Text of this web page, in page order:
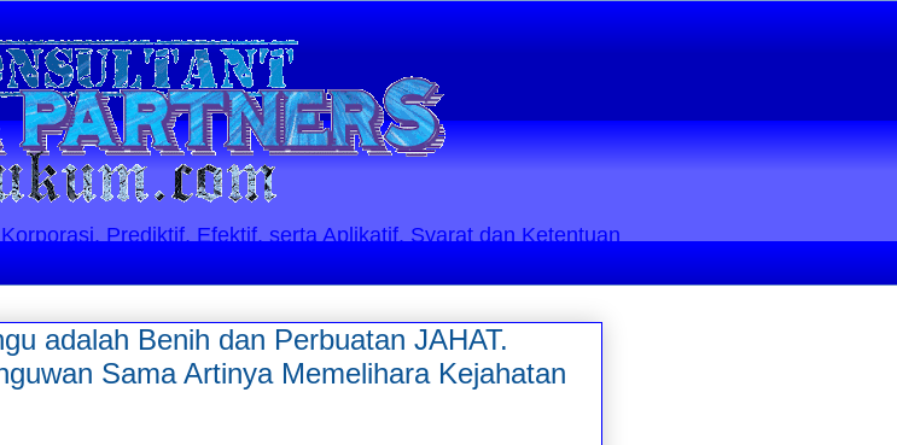
Prediktif, Efektif, serta Aplikatif. Syarat dan Ketentuan
adalah Benih dan Perbuatan JAHAT.
Sama Artinya Memelihara Kejahatan